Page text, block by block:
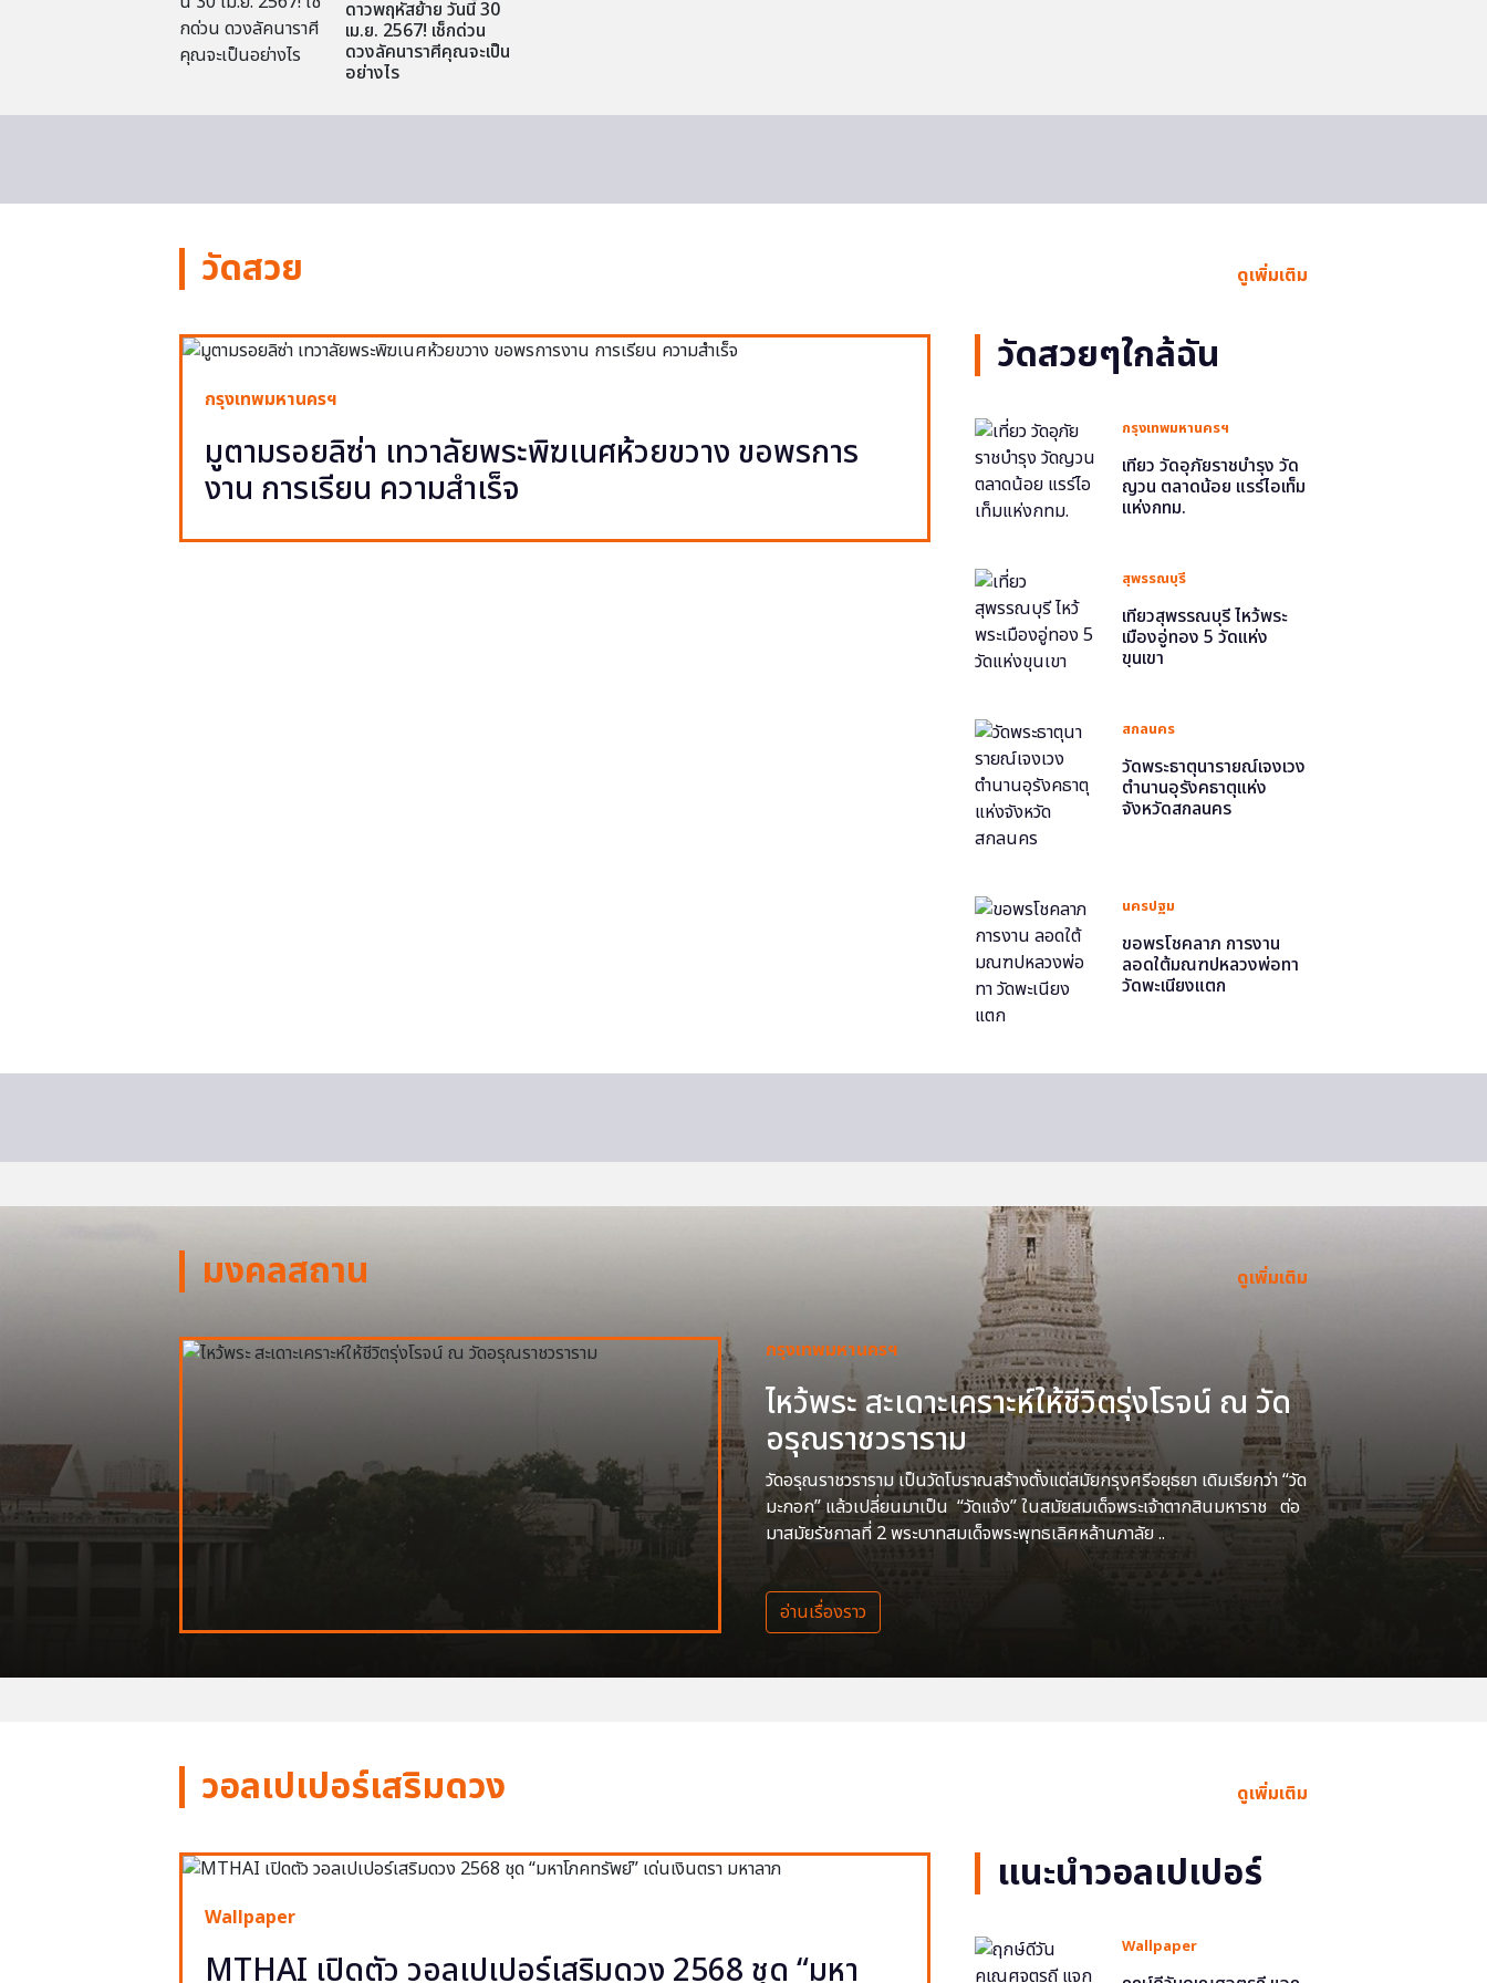
ดาวพฤหัสย้าย วันนี้ 30
เม.ย. 2567! เช็กด่วน
ดวงลัคนาราศีคุณจะเป็น
อย่างไร
วัดสวย ดูเพิ่มเติม
กรุงเทพมหานครฯ
มูตามรอยลิซ่า เทวาลัยพระพิฆเนศห้วยขวาง ขอพรการ
งาน การเรียน ความสำเร็จ
วัดสวยๆใกล้ฉัน
กรุงเทพมหานครฯ
เที่ยว วัดอุภัยราชบำรุง วัด
ญวน ตลาดน้อย แรร์ไอเท็ม
แห่งกทม.
สุพรรณบุรี
เที่ยวสุพรรณบุรี ไหว้พระ
เมืองอู่ทอง 5 วัดแห่ง
ขุนเขา
สกลนคร
วัดพระธาตุนารายณ์เจงเวง
ตำนานอุรังคธาตุแห่ง
จังหวัดสกลนคร
นครปฐม
ขอพรโชคลาภ การงาน
ลอดใต้มณฑปหลวงพ่อทา
วัดพะเนียงแตก
มงคลสถาน ดูเพิ่มเติม
กรุงเทพมหานครฯ
ไหว้พระ สะเดาะเคราะห์ให้ชีวิตรุ่งโรจน์ ณ วัด
อรุณราชวราราม
วัดอรุณราชวราราม เป็นวัดโบราณสร้างตั้งแต่สมัยกรุงศรีอยุธยา เดิมเรียกว่า “วัด
มะกอก” แล้วเปลี่ยนมาเป็น “วัดแจ้ง” ในสมัยสมเด็จพระเจ้าตากสินมหาราช ต่อ
มาสมัยรัชกาลที่ 2 พระบาทสมเด็จพระพุทธเลิศหล้านภาลัย ..
อ่านเรื่องราว
วอลเปเปอร์เสริมดวง ดูเพิ่มเติม
Wallpaper
MTHAI เปิดตัว วอลเปเปอร์เสริมดวง 2568 ชุด “มหา
แนะนำวอลเปเปอร์
Wallpaper